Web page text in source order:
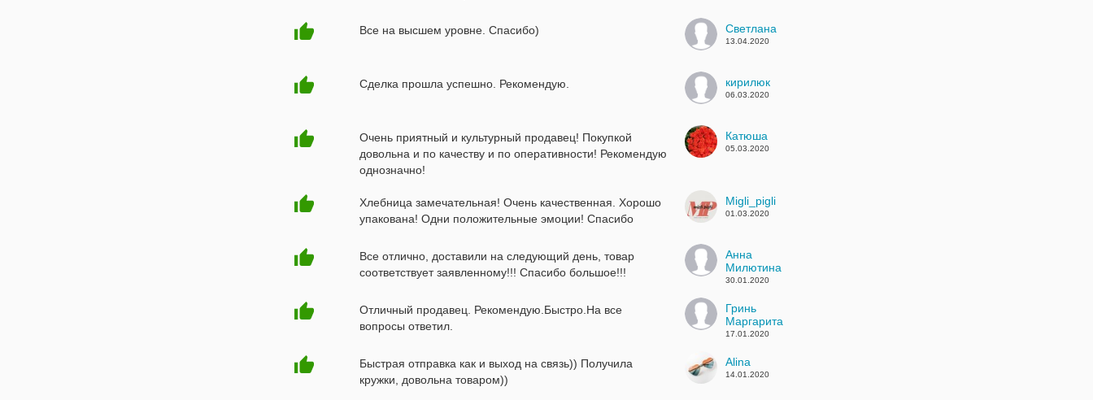
Светлана
13.04.2020
Все на высшем уровне. Спасибо)
кирилюк
06.03.2020
Сделка прошла успешно. Рекомендую.
Катюша
05.03.2020
Очень приятный и культурный продавец! Покупкой
довольна и по качеству и по оперативности! Рекомендую
однозначно!
Migli_pigli
01.03.2020
Хлебница замечательная! Очень качественная. Хорошо
упакована! Одни положительные эмоции! Спасибо
Анна
Милютина
30.01.2020
Все отлично, доставили на следующий день, товар
соответствует заявленному!!! Спасибо большое!!!
Гринь
Маргарита
17.01.2020
Отличный продавец. Рекомендую.Быстро.На все
вопросы ответил.
Alina
14.01.2020
Быстрая отправка как и выход на связь)) Получила
кружки, довольна товаром))